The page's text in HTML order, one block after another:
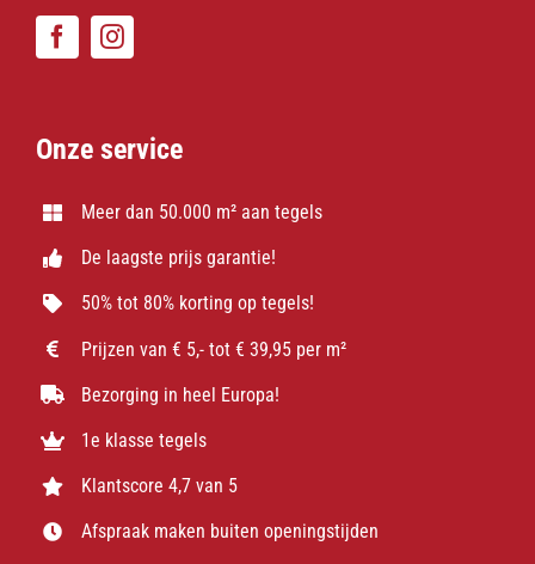
Onze service
Meer dan 50.000 m² aan tegels
De laagste prijs garantie!
50% tot 80% korting op tegels!
Prijzen van € 5,- tot € 39,95 per m²
Bezorging in heel Europa!
1e klasse tegels
Klantscore 4,7 van 5
Afspraak maken buiten openingstijden